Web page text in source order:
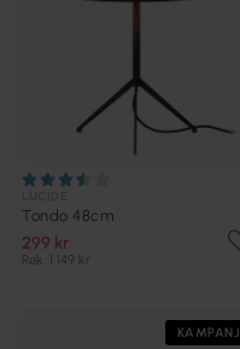
Tondo 48cm
299 kr
Rek. 1 149 kr
KAMPANJ